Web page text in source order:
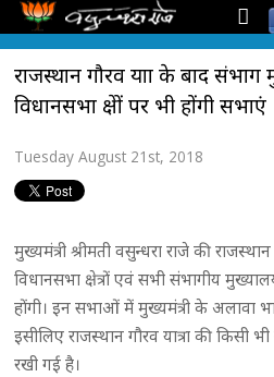
राजस्थान गौरव यात्रा के बाद
विधानसभा क्षेत्रों पर भी होंगी सभाएं
Tuesday August 21st, 2018
मुख्यमंत्री श्रीमती वसुन्धरा राजे की
विधानसभा क्षेत्रों एवं सभी संभागीय
होंगी। इन सभाओं में मुख्यमंत्री के अलावा
इसीलिए राजस्थान गौरव यात्रा की किसी
रखी गई है।